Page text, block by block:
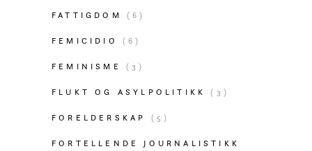
FATTIGDOM (6)
FEMICIDIO (6)
FEMINISME (3)
FLUKT OG ASYLPOLITIKK (3)
FORELDERSKAP (5)
FORTELLENDE JOURNALISTIKK